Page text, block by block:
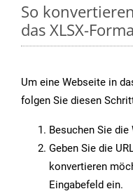
So
das XLSX-
Um eine Webseite in
folgen Sie diesen
Besuchen Sie die
Geben Sie die
konvertieren
Eingabefeld ein.